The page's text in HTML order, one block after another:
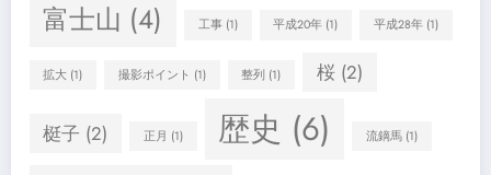
富士山 (4) 工事(1) 平成20年 (1) 平成28年(1)
拡大 (1) 撮影ポイント (1) 整列 (1) 桜(2)
梃子 (2) 正月 (1) 歴史 (6) 流鏑馬(1)